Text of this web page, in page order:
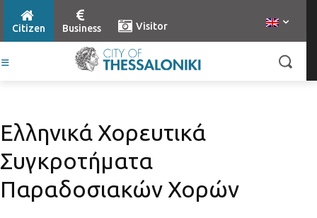
Citizen Business Visitor
Ελληνικά Χορευτικά
Συγκροτήματα
Παραδοσιακών Χορών